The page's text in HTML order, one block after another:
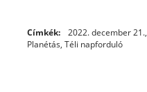
Címkék: 2022. december 21.,
Planétás, Téli napforduló